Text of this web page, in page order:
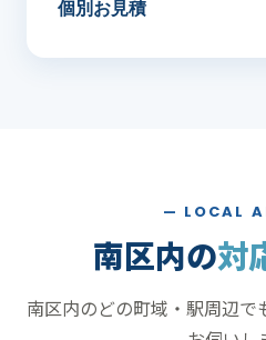
個別お見積
— LOCAL
南区内の対
南区内のどの町域・駅周辺